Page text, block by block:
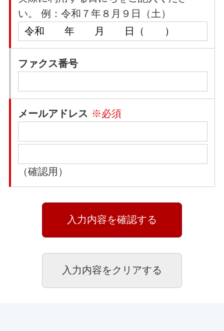
い。 例：令和７年８月９日（土）
ファクス番号
メールアドレス ※必須
（確認用）